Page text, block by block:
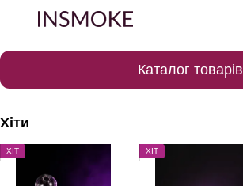
Каталог товарів
Хіти
ХІТ ХІТ